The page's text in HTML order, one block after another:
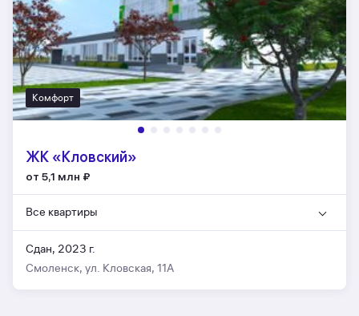
Комфорт
ЖК «Кловский»
от 5,1 млн ₽
Все квартиры
Сдан, 2023 г.
Смоленск, ул. Кловская, 11А